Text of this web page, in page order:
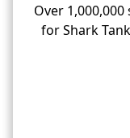
Over
for Shark